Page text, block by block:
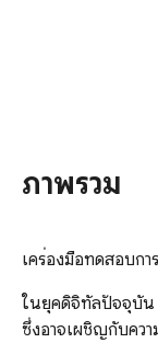
ภาพรวม
เครื่องมือทดสอบกา
ในยุคดิจิทัลปัจจุบัน
ซึ่งอาจเผชิญกับควา